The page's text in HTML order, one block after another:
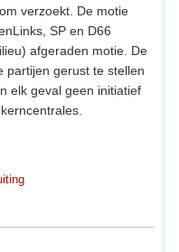
verzoekt. De motie
SP en D66
afgeraden motie. De
partijen gerust te stellen
elk geval geen initiatief